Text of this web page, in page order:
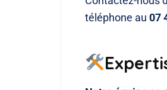
téléphone au 07